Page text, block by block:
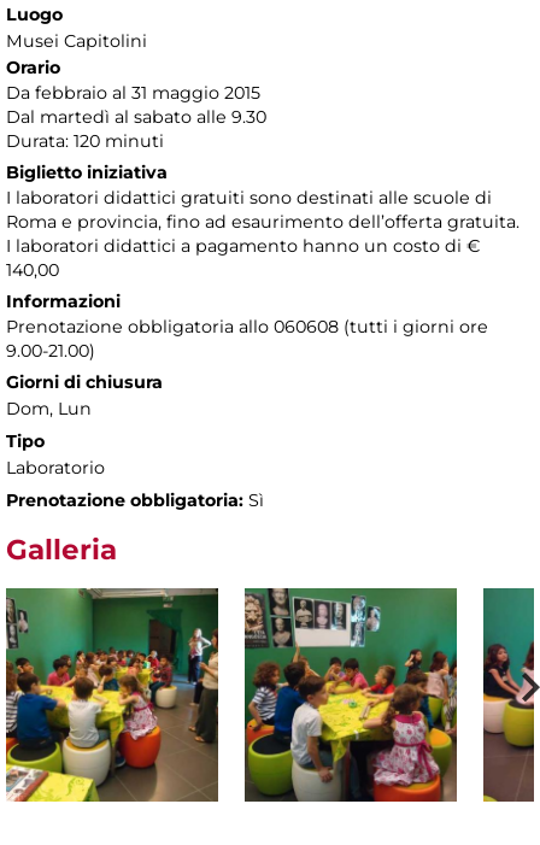
Luogo
Musei Capitolini
Orario
Da febbraio al 31 maggio 2015
Dal martedì al sabato alle 9.30
Durata: 120 minuti
Biglietto iniziativa
I laboratori didattici gratuiti sono destinati alle scuole di
Roma e provincia, fino ad esaurimento dell’offerta gratuita.
I laboratori didattici a pagamento hanno un costo di €
140,00
Informazioni
Prenotazione obbligatoria allo 060608 (tutti i giorni ore
9.00-21.00)
Giorni di chiusura
Dom, Lun
Tipo
Laboratorio
Prenotazione obbligatoria: Sì
Galleria